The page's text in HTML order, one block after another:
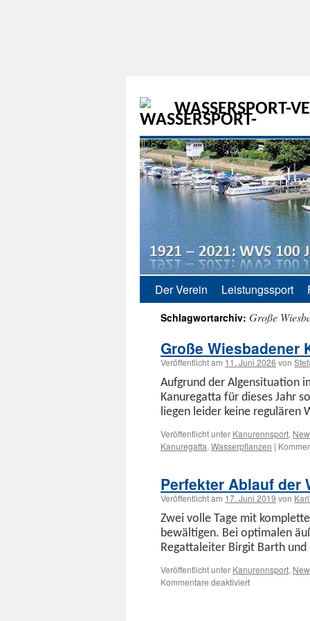
WASSERSPORT-
Zum
Inhalt
springen
Der Verein Leistungssport
Schlagwortarchiv: Große
Große Wiesbadener
Veröffentlicht am 11. Juni 2026 von
Auf­grund der Algen­si­t­u­a­tion
Kanure­gat­ta für dieses Jahr
liegen lei­der keine reg­ulären
Veröffentlicht unter Kanurennsport,
Kanuregatta, Wasserpflanzen |
Perfekter Ablauf der
Veröffentlicht am 17. Juni 2019 von
Zwei volle Tage mit
bewälti­gen. Bei opti­malen
Regat­taleit­er Bir­git Barth
Veröffentlicht unter Kanurennsport,
Kommentare deaktiviertfür